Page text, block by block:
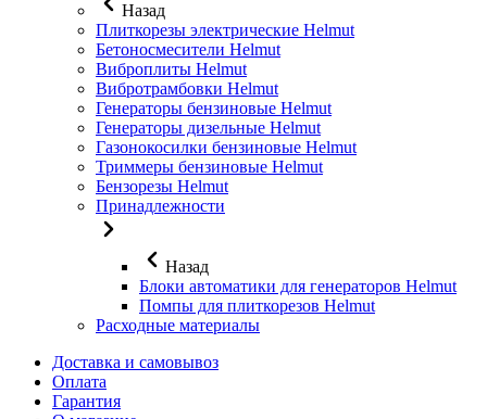
Назад
Плиткорезы электрические Helmut
Бетоносмесители Helmut
Виброплиты Helmut
Вибротрамбовки Helmut
Генераторы бензиновые Helmut
Генераторы дизельные Helmut
Газонокосилки бензиновые Helmut
Триммеры бензиновые Helmut
Бензорезы Helmut
Принадлежности
Назад
Блоки автоматики для генераторов Helmut
Помпы для плиткорезов Helmut
Расходные материалы
Доставка и самовывоз
Оплата
Гарантия